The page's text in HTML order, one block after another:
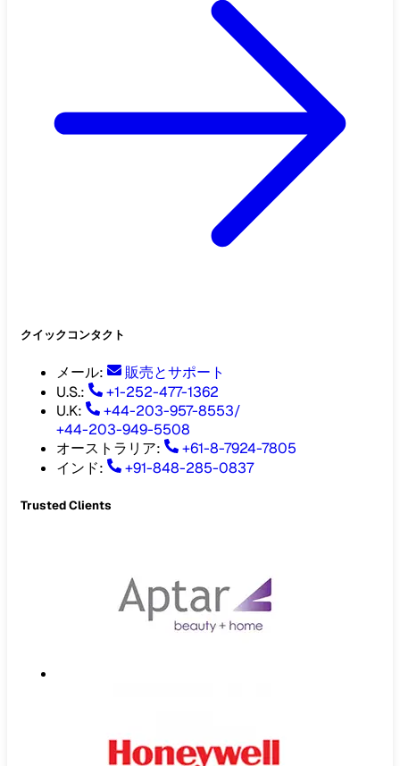
クイックコンタクト
メール:
販売とサポート
U.S.:
+1-252-477-1362
U.K:
+44-203-957-8553/
+44-203-949-5508
オーストラリア:
+61-8-7924-7805
インド: +91-848-285-0837
Trusted Clients